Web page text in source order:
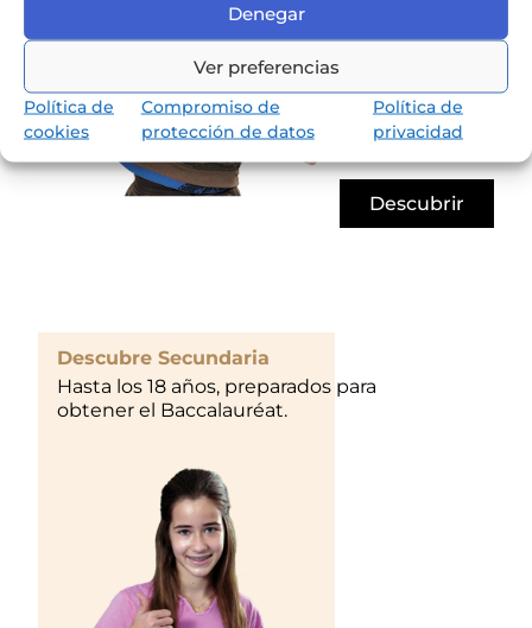
Denegar
Ver preferencias
Política de
cookies
Compromiso de
protección de datos
Política de
privacidad
Descubrir
Descubre Secundaria
Hasta los 18 años, preparados para
obtener el Baccalauréat.